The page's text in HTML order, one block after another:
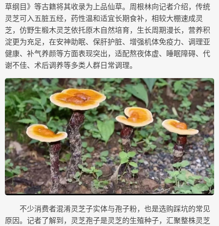
草纲目》等古籍将其收录为上品仙草。周根林向记者介绍，传统
灵芝可入五脏五经，药性温和适宜长期食补，相较大棚速成灵
芝，仿野生椴木灵芝依托原木自然培育，生长周期漫长，营养积
淀更为充足，在安神助眠、保肝护脏、增强机体免疫力、调理亚
健康、补气养颜等方面表现突出，适配熬夜体虚、睡眠障碍、代
谢不佳、术后调养等多类人群日常调理。
不少消费者混淆灵芝子实体与孢子粉，也是选购踩坑的常见
原因。记者了解到，灵芝孢子是灵芝的生殖种子，汇聚整株灵芝